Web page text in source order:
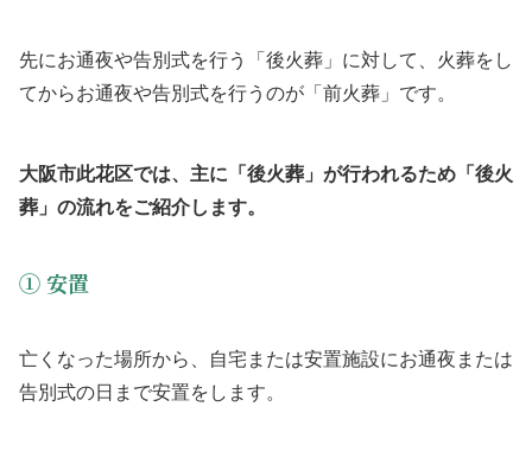
先にお通夜や告別式を行う「後火葬」に対して、火葬をし
てからお通夜や告別式を行うのが「前火葬」です。
大阪市此花区では、主に「後火葬」が行われるため「後火
葬」の流れをご紹介します。
① 安置
亡くなった場所から、自宅または安置施設にお通夜または
告別式の日まで安置をします。